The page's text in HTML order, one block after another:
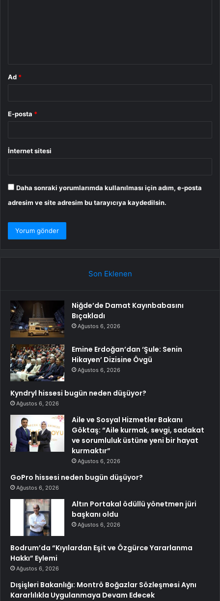
Ad *
E-posta *
İnternet sitesi
Daha sonraki yorumlarımda kullanılması için adım, e-posta
adresim ve site adresim bu tarayıcıya kaydedilsin.
Son Eklenen
Niğde’de Damat Kayınbabasını
Bıçakladı
Ağustos 6, 2026
Emine Erdoğan’dan ‘Şule: Senin
Hikayen’ Dizisine Övgü
Ağustos 6, 2026
Kyndryl hissesi bugün neden düşüyor?
Ağustos 6, 2026
Aile ve Sosyal Hizmetler Bakanı
Göktaş: “Aile kurmak, sevgi, sadakat
ve sorumluluk üstüne yeni bir hayat
kurmaktır”
Ağustos 6, 2026
GoPro hissesi neden bugün düşüyor?
Ağustos 6, 2026
Altın Portakal ödüllü yönetmen jüri
başkanı oldu
Ağustos 6, 2026
Bodrum’da “Kıyılardan Eşit ve Özgürce Yararlanma
Hakkı” Eylemi
Ağustos 6, 2026
Dışişleri Bakanlığı: Montrö Boğazlar Sözleşmesi Aynı
Kararlılıkla Uygulanmaya Devam Edecek